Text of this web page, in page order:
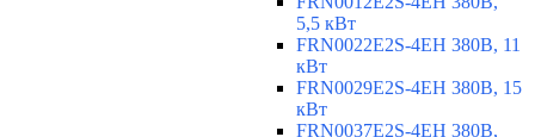
5,5 кВт
FRN0022E2S-4EH 380В, 11
кВт
FRN0029E2S-4EH 380В, 15
кВт
FRN0037E2S-4EH 380В,